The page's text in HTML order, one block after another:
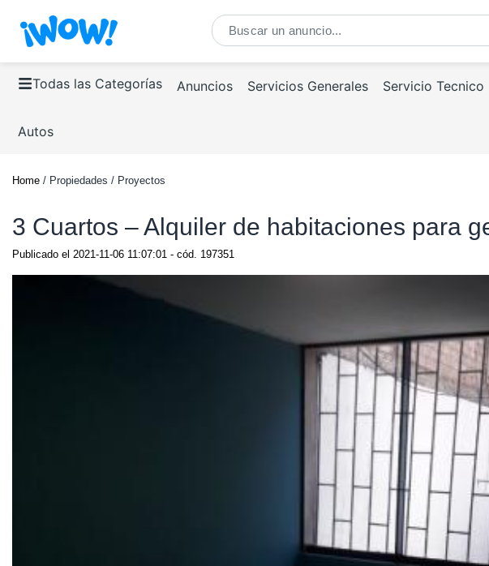
Todas las Categorías Anuncios Servicios Generales Servicio Tecnico
Autos
Home / Propiedades / Proyectos
3 Cuartos – Alquiler de habitaciones para
Publicado el 2021-11-06 11:07:01 - cód. 197351